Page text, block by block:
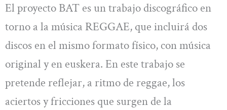
El proyecto BAT es un trabajo discográfico en
torno a la música REGGAE, que incluirá dos
discos en el mismo formato físico, con música
original y en euskera. En este trabajo se
pretende reflejar, a ritmo de reggae, los
aciertos y fricciones que surgen de la